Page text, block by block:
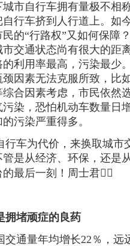
市自行车拥有量极不相
行车挤到人行道上。如
的“行路权”又如何保障
交通状态尚有很大的距
利用率最高，污染最少
因素无法克服所致，比
合因素考虑，市民依然
染，恐怕机动车数量日
污染严重得多。
行车为代价，来换取城市
是从经济、环保，还是
最后一刻！周士君
拥堵顽症的良药
交通量年均增长22％，